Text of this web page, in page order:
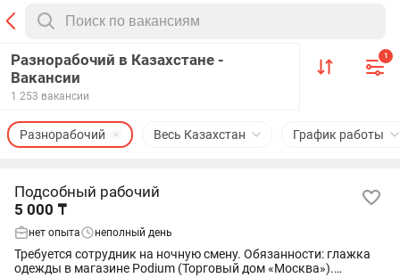
Разнорабочий в Казахстане -
Вакансии
1 253 вакансии
1
Весь Казахстан
Разнорабочий График работы
Подсобный рабочий
5 000 ₸
нет опыта неполный день
Требуется сотрудник на ночную смену. Обязанности: глажка
одежды в магазине Podium (Торговый дом «Москва»).